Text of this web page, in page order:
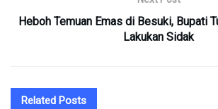
Heboh Temuan Emas di Besuki, Bupati
Lakukan Sidak
Related Posts